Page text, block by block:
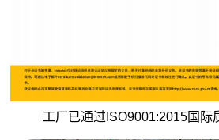
工厂已通过ISO9001:2015国际